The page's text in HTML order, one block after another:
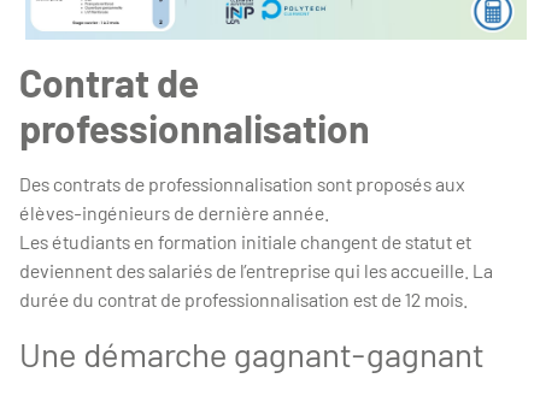
Contrat de
professionnalisation
Des contrats de professionnalisation sont proposés aux
élèves-ingénieurs de dernière année.
Les étudiants en formation initiale changent de statut et
deviennent des salariés de l’entreprise qui les accueille. La
durée du contrat de professionnalisation est de 12 mois.
Une démarche gagnant-gagnant